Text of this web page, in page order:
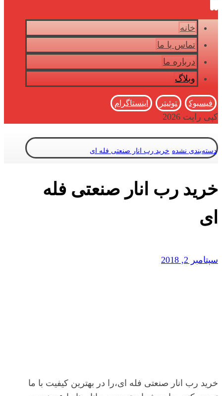
خانه
تماس با ما
درباره ما
وبلاگ
فیسبوک توئیتر اینستاگرام
کپی رایت 2026
دسته‌بندی نشده خرید رب انار صنعتی فله ای
خرید رب انار صنعتی فله
ای
سپتامبر 2, 2018
خرید رب انار صنعتی فله ای،را در بهترین کیفیت با ما